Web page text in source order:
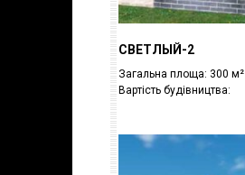
СВЕТЛЫЙ-2
Загальна площа: 300 м²
Вартість будівництва: